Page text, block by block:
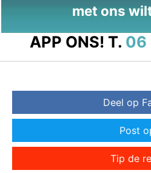
met ons
APP ONS! T. 06
Deel op
Post
Tip de